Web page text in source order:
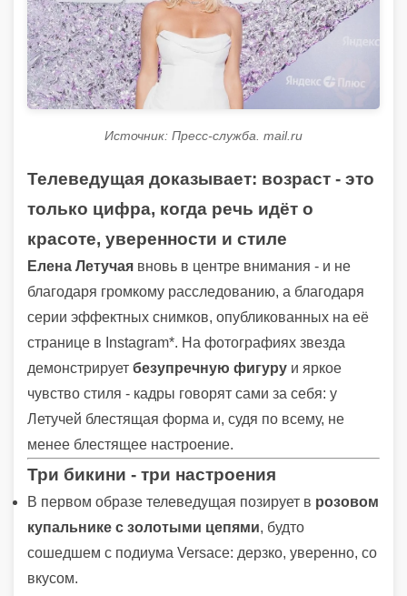
Источник: Пресс-служба. mail.ru
Телеведущая доказывает: возраст - это
только цифра, когда речь идёт о
красоте, уверенности и стиле
Елена Летучая вновь в центре внимания - и не
благодаря громкому расследованию, а благодаря
серии эффектных снимков, опубликованных на её
странице в Instagram*. На фотографиях звезда
демонстрирует безупречную фигуру и яркое
чувство стиля - кадры говорят сами за себя: у
Летучей блестящая форма и, судя по всему, не
менее блестящее настроение.
Три бикини - три настроения
В первом образе телеведущая позирует в розовом
купальнике с золотыми цепями, будто
сошедшем с подиума Versace: дерзко, уверенно, со
вкусом.